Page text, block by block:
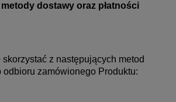
dostawy oraz płatności
skorzystać z następujących metod
odbioru zamówionego Produktu: